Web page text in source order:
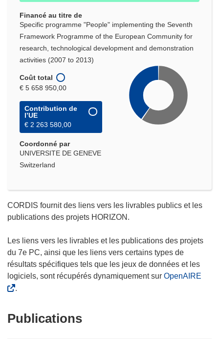
Financé au titre de
Specific programme "People" implementing the Seventh
Framework Programme of the European Community for
research, technological development and demonstration
activities (2007 to 2013)
Coût total
€ 5 658 950,00
Contribution de
l’UE
€ 2 263 580,00
Coordonné par
UNIVERSITE DE GENEVE
Switzerland
CORDIS fournit des liens vers les livrables publics et les
publications des projets HORIZON.
Les liens vers les livrables et les publications des projets
du 7e PC, ainsi que les liens vers certains types de
résultats spécifiques tels que les jeux de données et les
logiciels, sont récupérés dynamiquement sur OpenAIRE
.
Publications